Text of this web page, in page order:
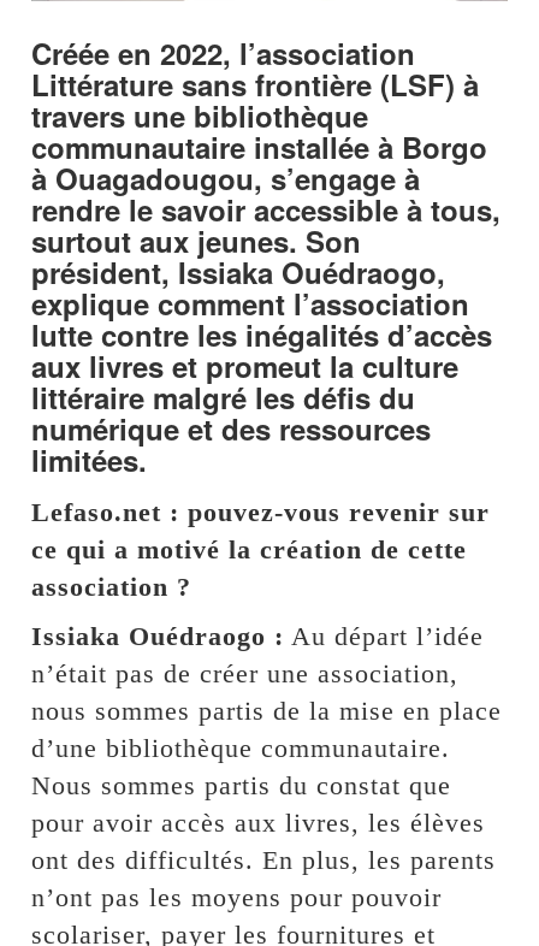
Créée en 2022, l’association
Littérature sans frontière (LSF) à
travers une bibliothèque
communautaire installée à Borgo
à Ouagadougou, s’engage à
rendre le savoir accessible à tous,
surtout aux jeunes. Son
président, Issiaka Ouédraogo,
explique comment l’association
lutte contre les inégalités d’accès
aux livres et promeut la culture
littéraire malgré les défis du
numérique et des ressources
limitées.
Lefaso.net : pouvez-vous revenir sur
ce qui a motivé la création de cette
association ?
Issiaka Ouédraogo : Au départ l’idée
n’était pas de créer une association,
nous sommes partis de la mise en place
d’une bibliothèque communautaire.
Nous sommes partis du constat que
pour avoir accès aux livres, les élèves
ont des difficultés. En plus, les parents
n’ont pas les moyens pour pouvoir
scolariser, payer les fournitures et